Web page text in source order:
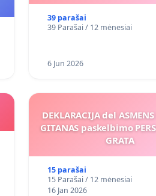
39 parašai
39 Parašai / 12 mėnesiai
6 Jun 2026
DEKLARACIJA del
GITANAS paskelbimo
GRATA
15 parašai
15 Parašai / 12 mėnesiai
16 Jan 2026